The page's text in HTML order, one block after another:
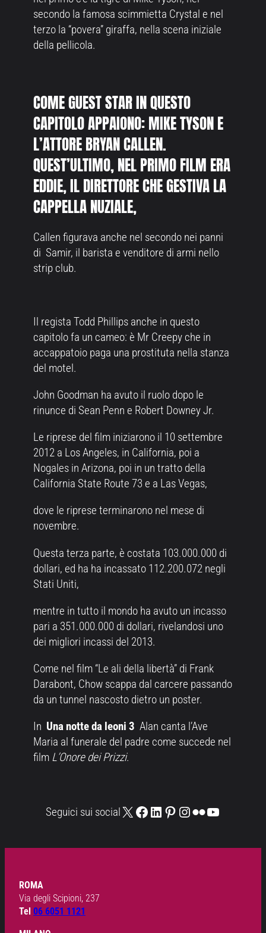
secondo la famosa scimmietta Crystal e nel
terzo la “povera” giraffa, nella scena iniziale
della pellicola.
COME GUEST STAR IN QUESTO
CAPITOLO APPAIONO: MIKE TYSON E
L’ATTORE BRYAN CALLEN.
QUEST’ULTIMO, NEL PRIMO FILM ERA
EDDIE, IL DIRETTORE CHE GESTIVA LA
CAPPELLA NUZIALE,
Callen figurava anche nel secondo nei panni
di Samir, il barista e venditore di armi nello
strip club.
Il regista Todd Phillips anche in questo
capitolo fa un cameo: è Mr Creepy che in
accappatoio paga una prostituta nella stanza
del motel.
John Goodman ha avuto il ruolo dopo le
rinunce di Sean Penn e Robert Downey Jr.
Le riprese del film iniziarono il 10 settembre
2012 a Los Angeles, in California, poi a
Nogales in Arizona, poi in un tratto della
California State Route 73 e a Las Vegas,
dove le riprese terminarono nel mese di
novembre.
Questa terza parte, è costata 103.000.000 di
dollari, ed ha ha incassato 112.200.072 negli
Stati Uniti,
mentre in tutto il mondo ha avuto un incasso
pari a 351.000.000 di dollari, rivelandosi uno
dei migliori incassi del 2013.
Come nel film “Le ali della libertà” di Frank
Darabont, Chow scappa dal carcere passando
da un tunnel nascosto dietro un poster.
In Una notte da leoni 3 Alan canta l’Ave
Maria al funerale del padre come succede nel
film L’Onore dei Prizzi.
Seguici sui socialX Facebook
LinkedIn
Pinterest
Instagram
FlickrYouTube
ROMA
Via degli Scipioni, 237
Tel 06 6051 1121